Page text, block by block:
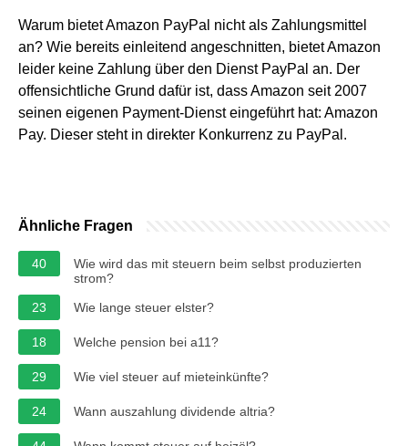
Warum bietet Amazon PayPal nicht als Zahlungsmittel
an? Wie bereits einleitend angeschnitten, bietet Amazon
leider keine Zahlung über den Dienst PayPal an. Der
offensichtliche Grund dafür ist, dass Amazon seit 2007
seinen eigenen Payment-Dienst eingeführt hat: Amazon
Pay. Dieser steht in direkter Konkurrenz zu PayPal.
Ähnliche Fragen
40
Wie wird das mit steuern beim selbst produzierten
strom?
23
Wie lange steuer elster?
18 Welche pension bei a11?
29 Wie viel steuer auf mieteinkünfte?
24 Wann auszahlung dividende altria?